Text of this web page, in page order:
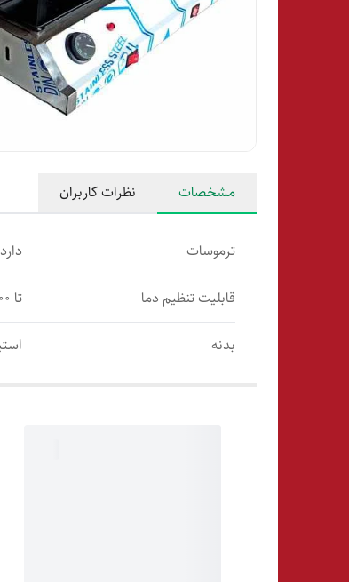
مشخصات نظرات کاربران
ترموسات دارد
قابلیت تنظیم دما تا ۳۰۰ درجه
بدنه